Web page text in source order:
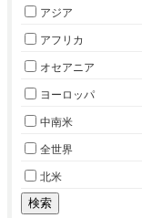
アジア
アフリカ
オセアニア
ヨーロッパ
中南米
全世界
北米